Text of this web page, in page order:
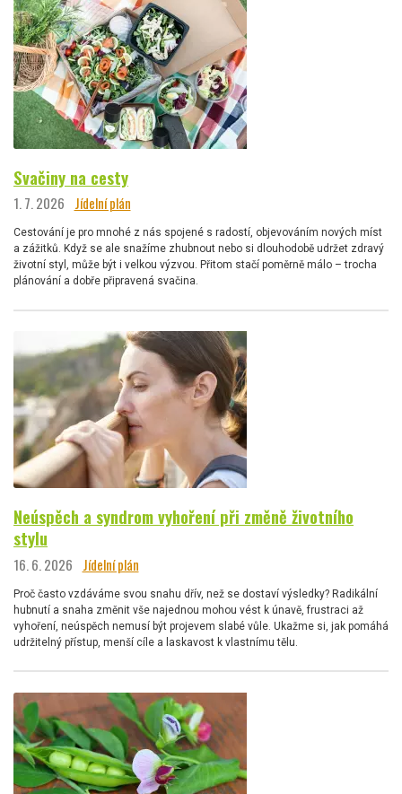
Svačiny na cesty
1. 7. 2026 Jídelní plán
Cestování je pro mnohé z nás spojené s radostí, objevováním nových míst
a zážitků. Když se ale snažíme zhubnout nebo si dlouhodobě udržet zdravý
životní styl, může být i velkou výzvou. Přitom stačí poměrně málo – trocha
plánování a dobře připravená svačina.
Neúspěch a syndrom vyhoření při změně životního
stylu
16. 6. 2026 Jídelní plán
Proč často vzdáváme svou snahu dřív, než se dostaví výsledky? Radikální
hubnutí a snaha změnit vše najednou mohou vést k únavě, frustraci až
vyhoření, neúspěch nemusí být projevem slabé vůle. Ukažme si, jak pomáhá
udržitelný přístup, menší cíle a laskavost k vlastnímu tělu.